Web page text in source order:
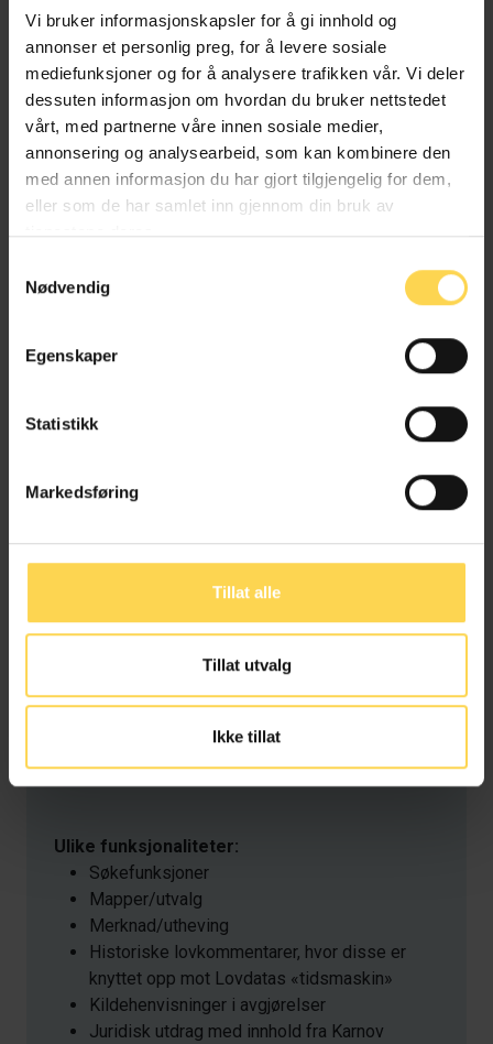
Vi bruker informasjonskapsler for å gi innhold og
annonser et personlig preg, for å levere sosiale
mediefunksjoner og for å analysere trafikken vår. Vi deler
dessuten informasjon om hvordan du bruker nettstedet
vårt, med partnerne våre innen sosiale medier,
annonsering og analysearbeid, som kan kombinere den
med annen informasjon du har gjort tilgjengelig for dem,
eller som de har samlet inn gjennom din bruk av
tjenestene deres.
Nødvendig
Egenskaper
Statistikk
Markedsføring
Tillat alle
Tillat utvalg
Ikke tillat
Meld deg på
Presentasjon av Karnov i Lovdata Pro
Hvordan navigere gjennom lovkommentarer
(strukturen har en ny teknisk rigg)
Øke forståelsen av krysshenvisninger og lenker
Innføring i EU-Karnov; supplerende kilder med
kommentarer til direktiver, forordninger og en
Bruk av Karnovs lovkommentarer i kombinasjon
utdragsfunksjonalitet
Fagbøker og avtalemaler
Ulike funksjonaliteter:
Søkefunksjoner
Mapper/utvalg
Merknad/utheving
Historiske lovkommentarer, hvor disse er
knyttet opp mot Lovdatas «tidsmaskin»
Kildehenvisninger i avgjørelser
Juridisk utdrag med innhold fra Karnov